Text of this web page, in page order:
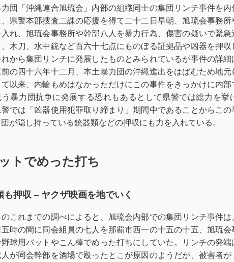
団「沖縄連合旭琉会」内部の組織同士の集団リンチ事件を
、県警本部捜査二課の応援を得て二十二日早朝、旭琉会事務
れ、旭琉会事務所や幹部八人を暴力行為、傷害の疑いで緊
木刀、水中銃など百六十七点にものぼる証拠品や凶器を押
から集団リンチに発展したものとみられているが事件の詳細
の四十六年十二月、本土暴力団の沖縄進出をはばむため地
以来、内輪もめはなかっただけにこの事件をきっかけに内
う暴力団抗争に発展する恐れもあるとして県警では総力を挙
では「凶器使用犯罪取り締まり」期間中であることからこ
が隠し持っている銃器類などの押収にも力を入れている。
トでめった打ち
も押収– ヤクザ映画を地でいく
これまでの調べによると、旭琉会内部での集団リンチ事件
時の間に同会組員の七人を那覇市西一の十五の十五、旭琉
球用バットやこん棒でめった打ちにしていた。リンチの発
が同会幹部を酒場で殴ったとこが原因のようだが、被害者